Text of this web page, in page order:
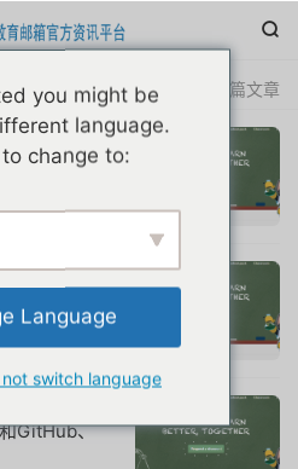

共 5 篇文章
测使用【镇
A型通过微
惠案例集
【镇店3
通过微软
惠案例集合
高端美国
GitHub、
you might be
language.
change to:
Language
switch language